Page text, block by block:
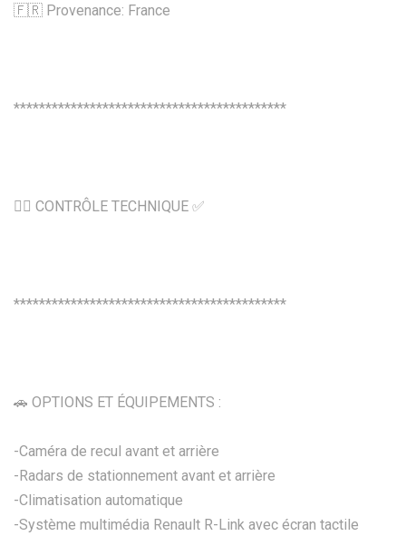
🇫🇷 Provenance: France
*******************************************
👍🏼 CONTRÔLE TECHNIQUE ✅
*******************************************
🚗 OPTIONS ET ÉQUIPEMENTS :
-Caméra de recul avant et arrière
-Radars de stationnement avant et arrière
-Climatisation automatique
-Système multimédia Renault R-Link avec écran tactile